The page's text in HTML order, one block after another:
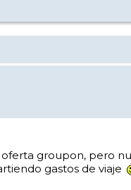
groupon, pero
gastos de viaje